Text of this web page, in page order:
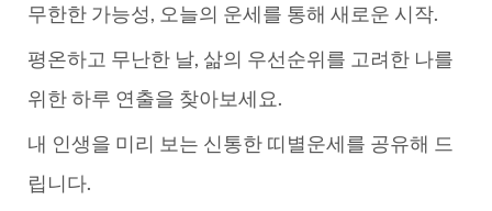
게
이
무한한 가능성, 오늘의 운세를 통해 새로운 시작.
평온하고 무난한 날, 삶의 우선순위를 고려한 나를
위한 하루 연출을 찾아보세요.
내 인생을 미리 보는 신통한 띠별운세를 공유해 드
립니다.